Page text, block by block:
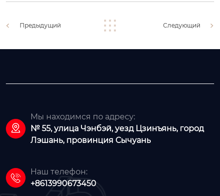
Предыдущий Следующий

Мы находимся по адресу:
№ 55, улица Чэнбэй, уезд Цзинъянь, город
Лэшань, провинция Сычуань

Наш телефон:
+8613990673450